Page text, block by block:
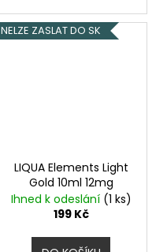
NELZE ZASLAT DO SK
LIQUA Elements Light
Gold 10ml 12mg
Ihned k odeslání (1 ks)
199 Kč